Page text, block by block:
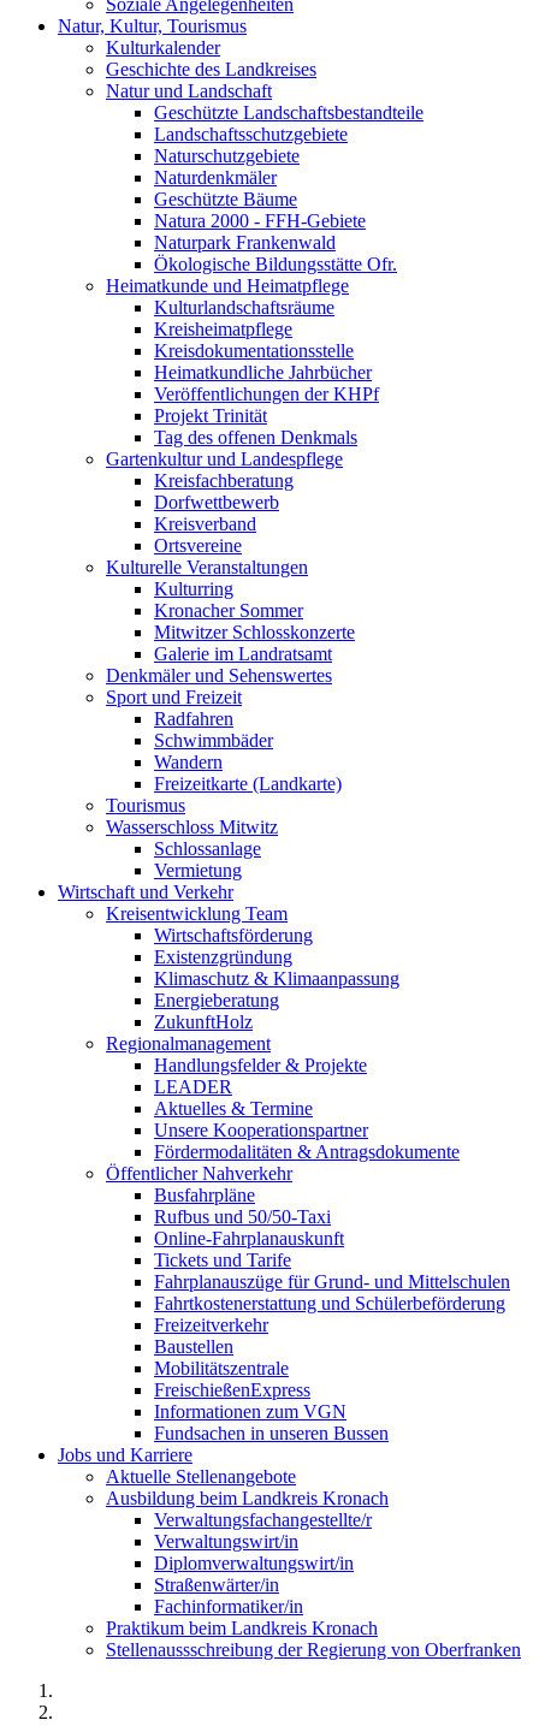
Soziale Angelegenheiten
Natur, Kultur, Tourismus
Kulturkalender
Geschichte des Landkreises
Natur und Landschaft
Geschützte Landschaftsbestandteile
Landschaftsschutzgebiete
Naturschutzgebiete
Naturdenkmäler
Geschützte Bäume
Natura 2000 - FFH-Gebiete
Naturpark Frankenwald
Ökologische Bildungsstätte Ofr.
Heimatkunde und Heimatpflege
Kulturlandschaftsräume
Kreisheimatpflege
Kreisdokumentationsstelle
Heimatkundliche Jahrbücher
Veröffentlichungen der KHPf
Projekt Trinität
Tag des offenen Denkmals
Gartenkultur und Landespflege
Kreisfachberatung
Dorfwettbewerb
Kreisverband
Ortsvereine
Kulturelle Veranstaltungen
Kulturring
Kronacher Sommer
Mitwitzer Schlosskonzerte
Galerie im Landratsamt
Denkmäler und Sehenswertes
Sport und Freizeit
Radfahren
Schwimmbäder
Wandern
Freizeitkarte (Landkarte)
Tourismus
Wasserschloss Mitwitz
Schlossanlage
Vermietung
Wirtschaft und Verkehr
Kreisentwicklung Team
Wirtschaftsförderung
Existenzgründung
Klimaschutz & Klimaanpassung
Energieberatung
ZukunftHolz
Regionalmanagement
Handlungsfelder & Projekte
LEADER
Aktuelles & Termine
Unsere Kooperationspartner
Fördermodalitäten & Antragsdokumente
Öffentlicher Nahverkehr
Busfahrpläne
Rufbus und 50/50-Taxi
Online-Fahrplanauskunft
Tickets und Tarife
Fahrplanauszüge für Grund- und Mittelschulen
Fahrtkostenerstattung und Schülerbeförderung
Freizeitverkehr
Baustellen
Mobilitätszentrale
FreischießenExpress
Informationen zum VGN
Fundsachen in unseren Bussen
Jobs und Karriere
Aktuelle Stellenangebote
Ausbildung beim Landkreis Kronach
Verwaltungsfachangestellte/r
Verwaltungswirt/in
Diplomverwaltungswirt/in
Straßenwärter/in
Fachinformatiker/in
Praktikum beim Landkreis Kronach
Stellenaussschreibung der Regierung von Oberfranken